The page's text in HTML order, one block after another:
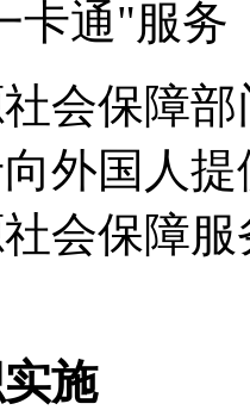
卡通"服务
会保障
外国人
会保障
施